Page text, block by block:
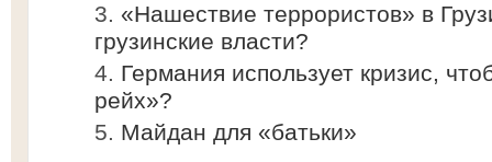
«Нашествие террористов» в
грузинские власти?
Германия использует кризис,
рейх»?
Майдан для «батьки»